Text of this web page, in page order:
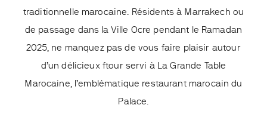
traditionnelle marocaine. Résidents à Marrakech ou
de passage dans la Ville Ocre pendant le Ramadan
2025, ne manquez pas de vous faire plaisir autour
d’un délicieux ftour servi à La Grande Table
Marocaine, l’emblématique restaurant marocain du
Palace.